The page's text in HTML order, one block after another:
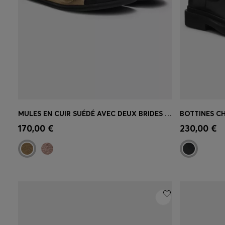
Achat rapide
taille)
MULES EN CUIR SUÉDÉ AVEC DEUX BRIDES À BOUCLES
170,00 € Achat
taille)
230,00 €